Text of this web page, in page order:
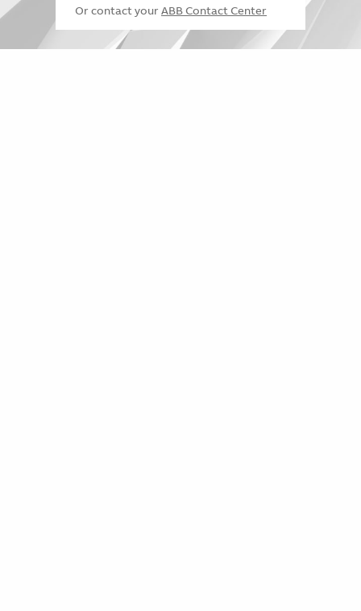
Or contact your ABB Contact Center